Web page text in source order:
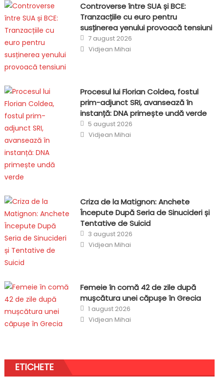
Controverse între SUA și BCE:
Tranzacțiile cu euro pentru
susținerea yenului provoacă tensiuni
Posted
on
7 august 2026
Author
Vidjean Mihai
Procesul lui Florian Coldea, fostul
prim-adjunct SRI, avansează în
instanță: DNA primește undă verde
Posted
on
5 august 2026
Author
Vidjean Mihai
Criza de la Matignon: Anchete
Începute După Seria de Sinucideri și
Tentative de Suicid
Posted
on
3 august 2026
Author
Vidjean Mihai
Femeie în comă 42 de zile după
mușcătura unei căpușe în Grecia
Posted
on
1 august 2026
Author
Vidjean Mihai
ETICHETE